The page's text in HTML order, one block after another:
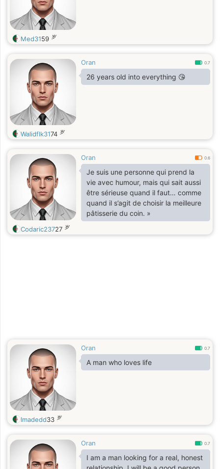
Med3159 岁
Oran 0.7
26 years old into everything 😘
Walidflk3174 岁
Oran 0.6
Je suis une personne qui prend la
vie avec humour, mais qui sait aussi
être sérieuse quand il faut… comme
quand il s’agit de choisir la meilleure
pâtisserie du coin. »
Codaric23727 岁
Oran 0.7
A man who loves life
Imadedd33 岁
Oran 0.7
I am a man looking for a real, honest